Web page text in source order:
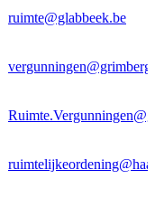
ruimte@glabbeek.be